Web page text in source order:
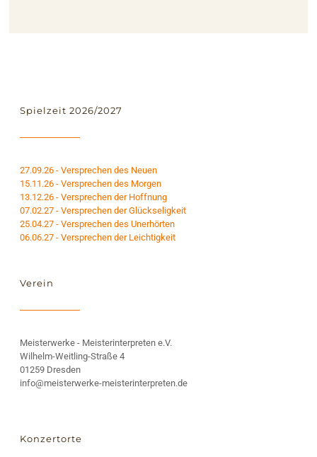
Spielzeit 2026/2027
27.09.26 - Versprechen des Neuen
15.11.26 - Versprechen des Morgen
13.12.26 - Versprechen der Hoffnung
07.02.27 - Versprechen der Glückseligkeit
25.04.27 - Versprechen des Unerhörten
06.06.27 - Versprechen der Leichtigkeit
Verein
Meisterwerke - Meisterinterpreten e.V.
Wilhelm-Weitling-Straße 4
01259 Dresden
info@meisterwerke-meisterinterpreten.de
Konzertorte